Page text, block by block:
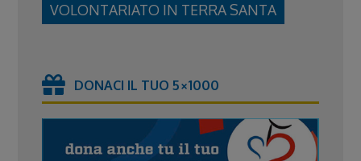
VOLONTARIATO IN TERRA SANTA
DONACI IL TUO 5×1000